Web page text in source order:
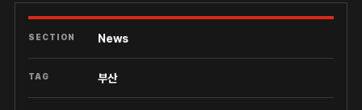
SECTION News
TAG 부산